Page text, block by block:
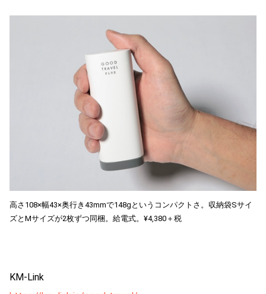
高さ108×幅43×奥行き43mmで148gというコンパクトさ。収納袋Sサイ
ズとMサイズが2枚ずつ同梱。給電式。¥4,380＋税
KM-Link